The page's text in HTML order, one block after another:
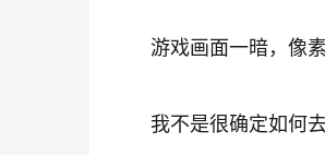
游戏画面一暗，像
我不是很确定如何